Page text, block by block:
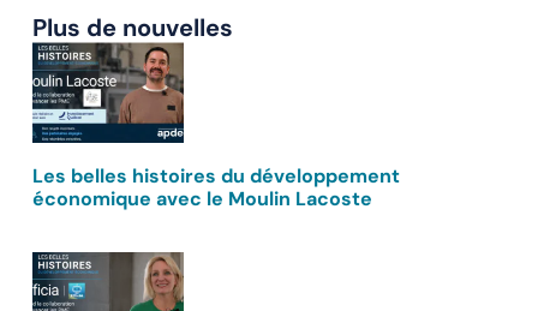
Plus de nouvelles
Les belles histoires du développement
économique avec le Moulin Lacoste